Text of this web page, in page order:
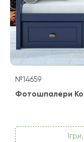
№14659
Фотошпалери